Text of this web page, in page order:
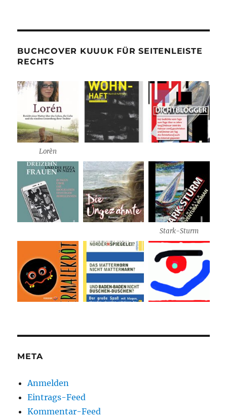
BUCHCOVER KUUUK FÜR SEITENLEISTE
RECHTS
Lorèn
Stark-Sturm
META
Anmelden
Eintrags-Feed
Kommentar-Feed